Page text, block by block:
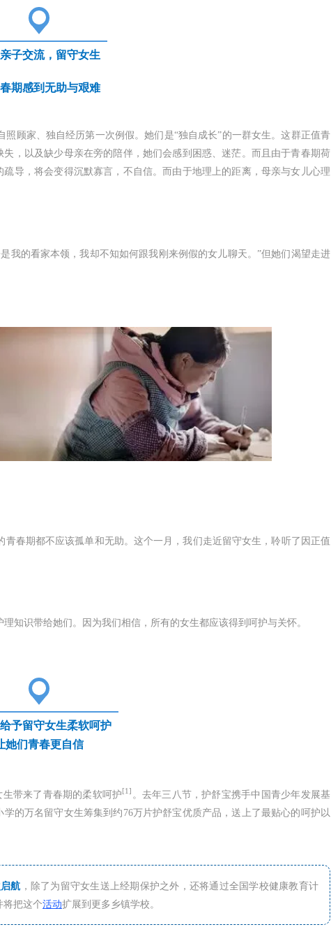
子交流，留守女生
期感到无助与艰难
顾家、独自经历第一次例假。她们是“独自成长”的一群女生。这群正值青
，以及缺少母亲在旁的陪伴，她们会感到困惑、迷茫。而且由于青春期荷
导，将会变得沉默寡言，不自信。而由于地理上的距离，母亲与女儿心理
我的看家本领，我却不知如何跟我刚来例假的女儿聊天。”但她们渴望走进
春期都不应该孤单和无助。这个一月，我们走近留守女生，聆听了因正值
知识带给她们。因为我们相信，所有的女生都应该得到呵护与关怀。
予留守女生柔软呵护
她们青春更自信
生带来了青春期的柔软呵护[1] 。去年三八节，护舒宝携手中国青少年发展基
的万名留守女生筹集到约76万片护舒宝优质产品，送上了最贴心的呵护以
航 ，除了为留守女生送上经期保护之外，还将通过全国学校健康教育计
将把这个活动扩展到更多乡镇学校。